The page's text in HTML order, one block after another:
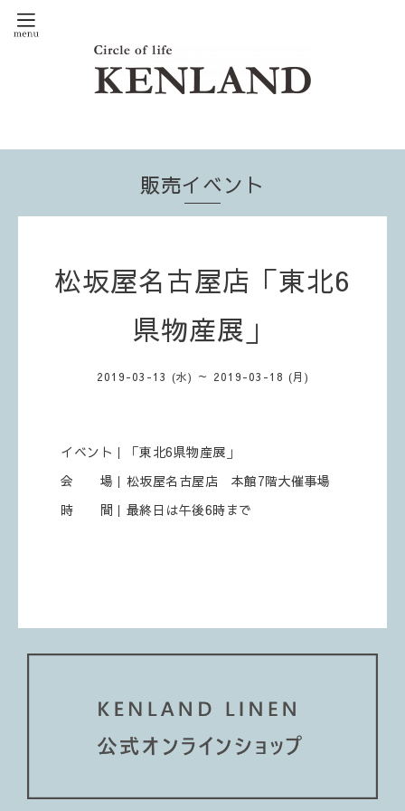
販売イベント
松坂屋名古屋店「東北6
県物産展」
2019-03-13 (水) ～ 2019-03-18 (月)
イベント｜「東北6県物産展」
会 場｜松坂屋名古屋店 本館7階大催事場
時 間｜最終日は午後6時まで